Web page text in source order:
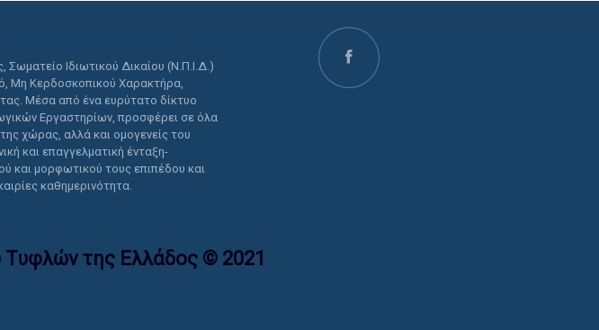
Ιδιωτικού Δικαίου (Ν.Π.Ι.Δ.)
Μη Κερδοσκοπικού Χαρακτήρα,
Μέσα από ένα ευρύτατο δίκτυο
Εργαστηρίων, προσφέρει σε όλα
χώρας, αλλά και ομογενείς του
και επαγγελματική ένταξη-
και μορφωτικού τους επιπέδου και
καθημερινότητα.
Τυφλών της Ελλάδoς © 2021